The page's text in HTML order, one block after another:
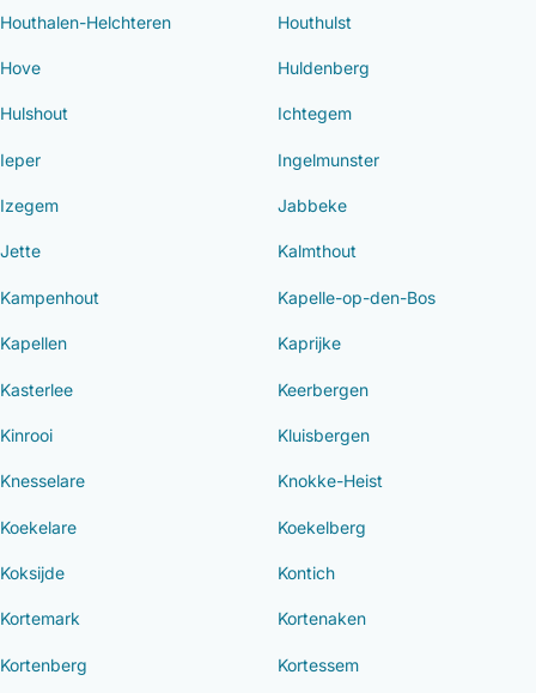
Houthalen-Helchteren Houthulst
Hove Huldenberg
Hulshout Ichtegem
Ieper Ingelmunster
Izegem Jabbeke
Jette Kalmthout
Kampenhout Kapelle-op-den-Bos
Kapellen Kaprijke
Kasterlee Keerbergen
Kinrooi Kluisbergen
Knesselare Knokke-Heist
Koekelare Koekelberg
Koksijde Kontich
Kortemark Kortenaken
Kortenberg Kortessem